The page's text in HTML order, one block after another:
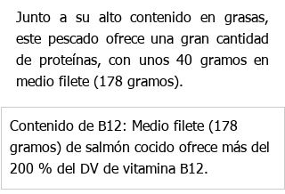
Junto a su alto contenido en grasas,
este pescado ofrece una gran cantidad
de proteínas, con unos 40 gramos en
medio filete (178 gramos).
Contenido de B12: Medio filete (178
gramos) de salmón cocido ofrece más del
200 % del DV de vitamina B12.